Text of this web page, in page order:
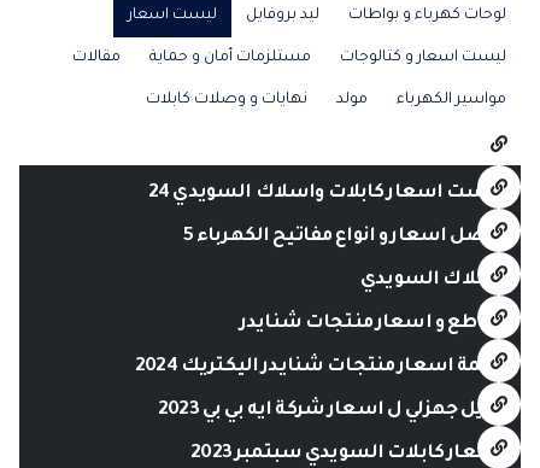
لوحات كهرباء و بواطات ليد بروفايل ليست اسعار
ليست اسعار و كتالوجات مستلزمات أمان و حماية مقالات
مواسير الكهرباء مولد نهايات و وصلات كابلات
ليست اسعار كابلات واسلاك السويدي 24
افضل اسعار و انواع مفاتيح الكهرباء 5
أسلاك السويدي
قواطع و اسعار منتجات شنايدر
قائمة اسعار منتجات شنايدر اليكتريك 2024
دليل جهزلي ل اسعار شركة ايه بي بي 2023
أسعار كابلات السويدي سبتمبر 2023